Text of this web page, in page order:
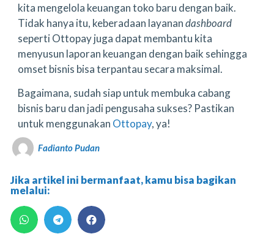
kita mengelola keuangan toko baru dengan baik.
Tidak hanya itu, keberadaan layanandashboard
seperti Ottopay juga dapat membantu kita
menyusun laporan keuangan dengan baik sehingga
omset bisnis bisa terpantau secara maksimal.
Bagaimana, sudah siap untuk membuka cabang
bisnis baru dan jadi pengusaha sukses? Pastikan
untuk menggunakan Ottopay, ya!
Fadianto Pudan
Jika artikel ini bermanfaat, kamu bisa bagikan
melalui: